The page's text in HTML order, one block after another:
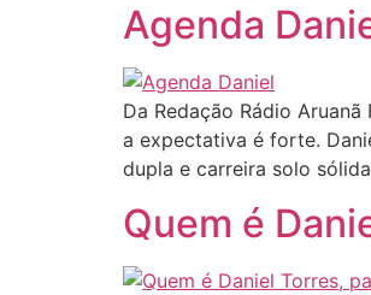
Agenda
Da Redação Rádio
a expectativa é forte.
dupla e carreira solo
Quem é